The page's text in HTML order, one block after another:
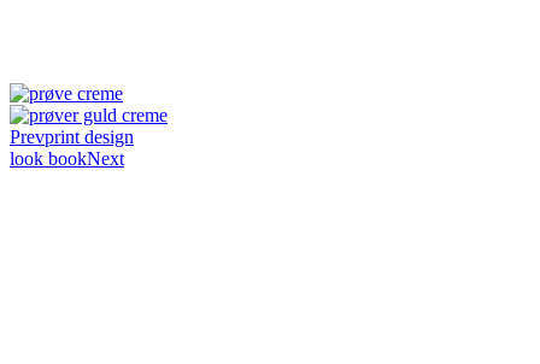
Prevprint design
look bookNext